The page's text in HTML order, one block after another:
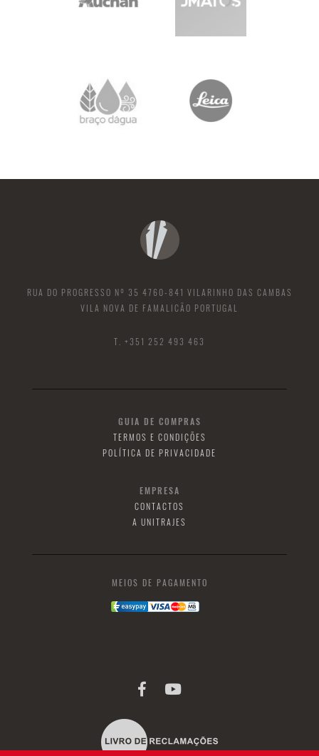
RUA DO PROGRESSO Nº 35 4760-841 VILARINHO DAS CAMBAS
VILA NOVA DE FAMALICÃO PORTUGAL
T. +351 252 493 463
GUIA DE COMPRAS
TERMOS E CONDIÇÕES
POLÍTICA DE PRIVACIDADE
EMPRESA
CONTACTOS
A UNITRAJES
MEIOS DE PAGAMENTO